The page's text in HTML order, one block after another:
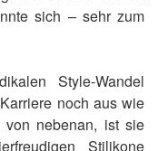
sich – sehr zum
Style-Wandel
noch aus wie
von nebenan, ist sie
Stilikone